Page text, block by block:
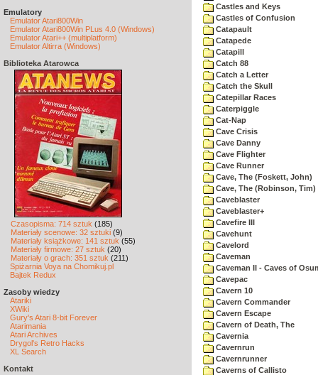
Emulatory
Emulator Atari800Win
Emulator Atari800Win PLus 4.0 (Windows)
Emulator Atari++ (multiplatform)
Emulator Altirra (Windows)
Biblioteka Atarowca
Czasopisma: 714 sztuk (185)
Materiały scenowe: 32 sztuki (9)
Materiały książkowe: 141 sztuk (55)
Materiały firmowe: 27 sztuk (20)
Materiały o grach: 351 sztuk (211)
Spiżarnia Voya na Chomikuj.pl
Bajtek Redux
Zasoby wiedzy
Atariki
XWiki
Gury's Atari 8-bit Forever
Atarimania
Atari Archives
Drygol's Retro Hacks
XL Search
Kontakt
Castles and Keys
Castles of Confusion
Catapault
Catapede
Catapill
Catch 88
Catch a Letter
Catch the Skull
Catepillar Races
Caterpiggle
Cat-Nap
Cave Crisis
Cave Danny
Cave Flighter
Cave Runner
Cave, The (Foskett, John)
Cave, The (Robinson, Tim)
Caveblaster
Caveblaster+
Cavefire III
Cavehunt
Cavelord
Caveman
Caveman II - Caves of
Cavepac
Cavern 10
Cavern Commander
Cavern Escape
Cavern of Death, The
Cavernia
Cavernrun
Cavernrunner
Caverns of Callisto